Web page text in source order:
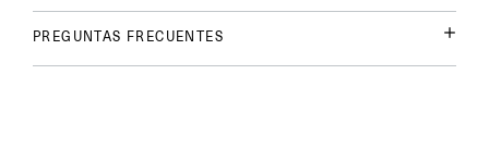
PREGUNTAS FRECUENTES